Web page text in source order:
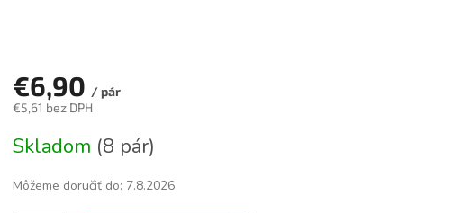
€6,90 / pár
€5,61 bez DPH
cena:
Skladom (8 pár)
Môžeme doručiť do: 7.8.2026